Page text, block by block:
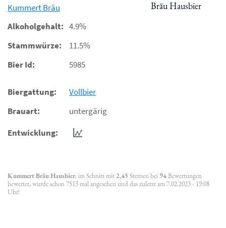
Kummert Bräu
Alkoholgehalt: 4.9%
Stammwürze:
11.5%
Bier Id:
5985
Biergattung:
Vollbier
Brauart:
untergärig
Entwicklung:
Kummert Bräu Hausbier, im Schnitt mit 2,45 Sternen bei 94Bewertungen
bewertet, wurde schon 7513 mal angesehen und das zuletzt am 7.02.2023 - 19:08
Uhr!